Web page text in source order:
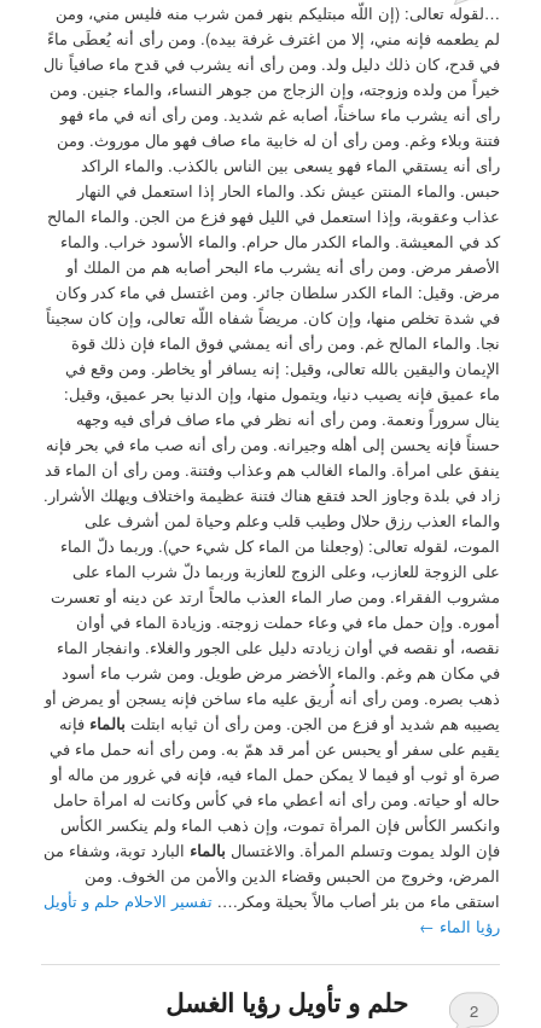
…لقوله تعالى: (إن اللّه مبتليكم بنهر فمن شرب منه فليس مني، ومن
لم يطعمه فإنه مني، إلا من اغترف غرفة بيده). ومن رأى أنه يُعطَى ماءً
في قدح، كان ذلك دليل ولد. ومن رأى أنه يشرب في قدح ماء صافياً نال
خيراً من ولده وزوجته، وإن الزجاج من جوهر النساء، والماء جنين. ومن
رأى أنه يشرب ماء ساخناً، أصابه غم شديد. ومن رأى أنه في ماء فهو
فتنة وبلاء وغم. ومن رأى أن له خابية ماء صاف فهو مال موروث. ومن
رأى أنه يستقي الماء فهو يسعى بين الناس بالكذب. والماء الراكد
حبس. والماء المنتن عيش نكد. والماء الحار إذا استعمل في النهار
عذاب وعقوبة، وإذا استعمل في الليل فهو فزع من الجن. والماء المالح
كد في المعيشة. والماء الكدر مال حرام. والماء الأسود خراب. والماء
الأصفر مرض. ومن رأى أنه يشرب ماء البحر أصابه هم من الملك أو
مرض. وقيل: الماء الكدر سلطان جائر. ومن اغتسل في ماء كدر وكان
في شدة تخلص منها، وإن كان. مريضاً شفاه اللّه تعالى، وإن كان سجيناً
نجا. والماء المالح غم. ومن رأى أنه يمشي فوق الماء فإن ذلك قوة
الإيمان واليقين بالله تعالى، وقيل: إنه يسافر أو يخاطر. ومن وقع في
ماء عميق فإنه يصيب دنيا، ويتمول منها، وإن الدنيا بحر عميق، وقيل:
ينال سروراً ونعمة. ومن رأى أنه نظر في ماء صاف فرأى فيه وجهه
حسناً فإنه يحسن إلى أهله وجيرانه. ومن رأى أنه صب ماء في بحر فإنه
ينفق على امرأة. والماء الغالب هم وعذاب وفتنة. ومن رأى أن الماء قد
زاد في بلدة وجاوز الحد فتقع هناك فتنة عظيمة واختلاف ويهلك الأشرار.
والماء العذب رزق حلال وطيب قلب وعلم وحياة لمن أشرف على
الموت، لقوله تعالى: (وجعلنا من الماء كل شيء حي). وربما دلّ الماء
على الزوجة للعازب، وعلى الزوج للعازبة وربما دلّ شرب الماء على
مشروب الفقراء. ومن صار الماء العذب مالحاً ارتد عن دينه أو تعسرت
أموره. وإن حمل ماء في وعاء حملت زوجته. وزيادة الماء في أوان
نقصه، أو نقصه في أوان زيادته دليل على الجور والغلاء. وانفجار الماء
في مكان هم وغم. والماء الأخضر مرض طويل. ومن شرب ماء أسود
ذهب بصره. ومن رأى أنه أُريق عليه ماء ساخن فإنه يسجن أو يمرض أو
يصيبه هم شديد أو فزع من الجن. ومن رأى أن ثيابه ابتلت بالماء فإنه
يقيم على سفر أو يحبس عن أمر قد همّ به. ومن رأى أنه حمل ماء في
صرة أو ثوب أو فيما لا يمكن حمل الماء فيه، فإنه في غرور من ماله أو
حاله أو حياته. ومن رأى أنه أعطي ماء في كأس وكانت له امرأة حامل
وانكسر الكأس فإن المرأة تموت، وإن ذهب الماء ولم ينكسر الكأس
فإن الولد يموت وتسلم المرأة. والاغتسال بالماء البارد توبة، وشفاء من
المرض، وخروج من الحبس وقضاء الدين والأمن من الخوف. ومن
استقى ماء من بئر أصاب مالاً بحيلة ومكر….تفسير الاحلام حلم و تأويل
رؤيا الماء ←
حلم و تأويل رؤيا الغسل
2